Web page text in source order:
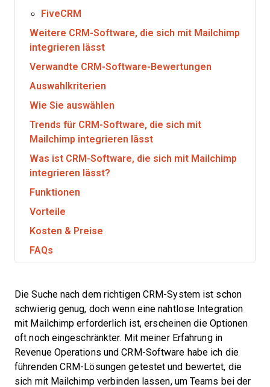
FiveCRM
Weitere CRM-Software, die sich mit Mailchimp
integrieren lässt
Verwandte CRM-Software-Bewertungen
Auswahlkriterien
Wie Sie auswählen
Trends für CRM-Software, die sich mit
Mailchimp integrieren lässt
Was ist CRM-Software, die sich mit Mailchimp
integrieren lässt?
Funktionen
Vorteile
Kosten & Preise
FAQs
Die Suche nach dem richtigen CRM-System ist schon
schwierig genug, doch wenn eine nahtlose Integration
mit Mailchimp erforderlich ist, erscheinen die Optionen
oft noch eingeschränkter. Mit meiner Erfahrung in
Revenue Operations und CRM-Software habe ich die
führenden CRM-Lösungen getestet und bewertet, die
sich mit Mailchimp verbinden lassen, um Teams bei der